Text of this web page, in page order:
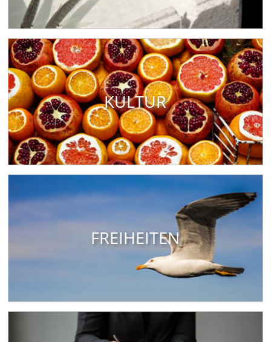
KULTUR
FREIHEITEN